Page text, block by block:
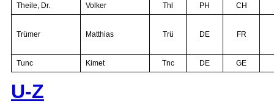
Theile, Dr. Volker Thl PH CH
Trümer Matthias Trü DE FR
Tunc Kimet Tnc DE GE
U-Z